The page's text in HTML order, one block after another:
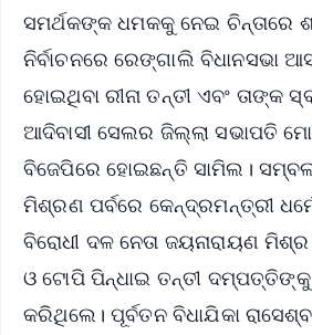
ସମର୍ଥକଙ୍କ ଧମକକୁ ନେଇ ଚିନ୍ତାରେ
ନିର୍ବାଚନରେ ରେଙ୍ଗାଲି ବିଧାନସଭା
ହୋଇଥିବା ରୀନା ତନ୍ତୀ ଏବଂ ତାଙ୍କ
ଆଦିବାସୀ ସେଲର ଜିଲ୍ଲା ସଭାପତି
ବିଜେପିରେ ହୋଇଛନ୍ତି ସାମିଲ।
ମିଶ୍ରଣ ପର୍ବରେ କେନ୍ଦ୍ରମନ୍ତ୍ରୀ
ବିରୋଧୀ ଦଳ ନେତା ଜୟନାରାୟଣ
ଓ ଟୋପି ପିନ୍ଧାଇ ତନ୍ତୀ
କରିଥିଲେ। ପୂର୍ବତନ ବିଧାଯିକା